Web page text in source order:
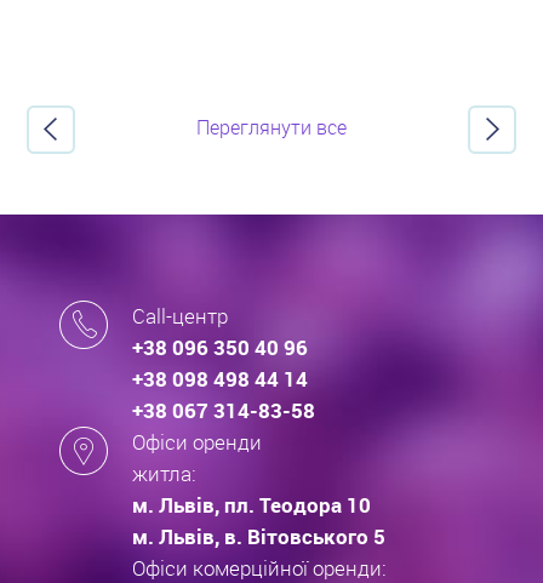
Переглянути все
Call-центр
+38 096 350 40 96
+38 098 498 44 14
+38 067 314-83-58
Офіси оренди
житла:
м. Львів, пл. Теодора 10
м. Львів, в. Вітовського 5
Офіси комерційної оренди: